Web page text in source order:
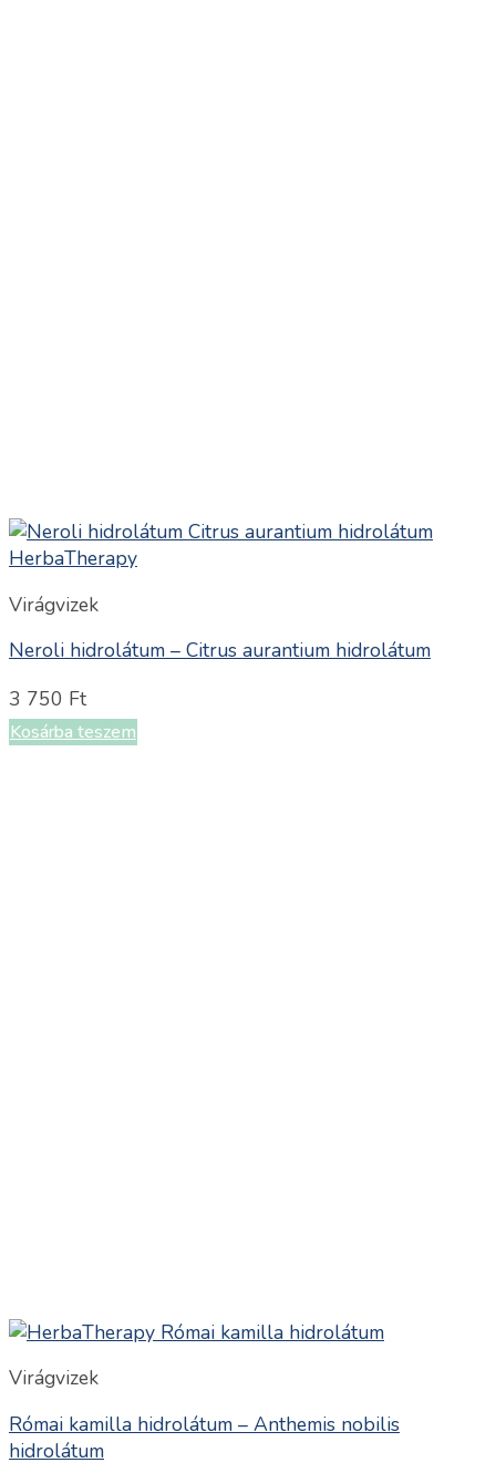
Virágvizek
Neroli hidrolátum – Citrus aurantium hidrolátum
3 750 Ft
Kosárba teszem
Virágvizek
Római kamilla hidrolátum – Anthemis nobilis
hidrolátum